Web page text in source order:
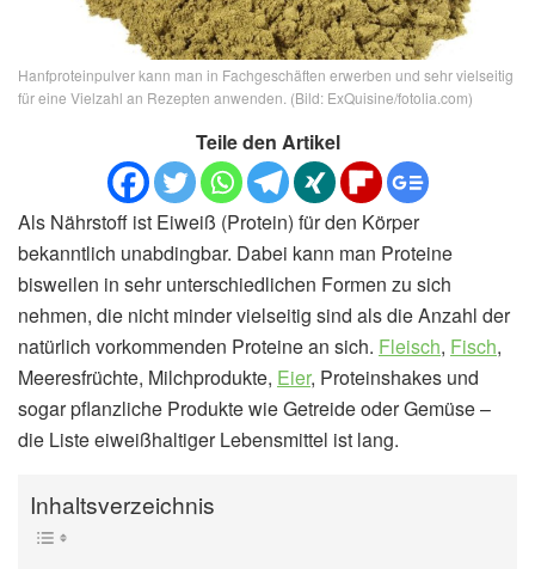
Hanfproteinpulver kann man in Fachgeschäften erwerben und sehr vielseitig
für eine Vielzahl an Rezepten anwenden. (Bild: ExQuisine/fotolia.com)
Teile den Artikel
Als Nährstoff ist Eiweiß (Protein) für den Körper
bekanntlich unabdingbar. Dabei kann man Proteine
bisweilen in sehr unterschiedlichen Formen zu sich
nehmen, die nicht minder vielseitig sind als die Anzahl der
natürlich vorkommenden Proteine an sich. Fleisch, Fisch,
Meeresfrüchte, Milchprodukte, Eier, Proteinshakes und
sogar pflanzliche Produkte wie Getreide oder Gemüse –
die Liste eiweißhaltiger Lebensmittel ist lang.
Inhaltsverzeichnis